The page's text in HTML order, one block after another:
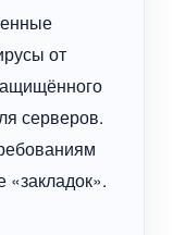
от
серверов.
«закладок».